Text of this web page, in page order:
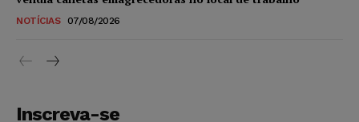
NOTÍCIAS 07/08/2026
Inscreva-se